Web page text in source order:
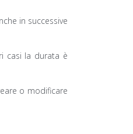
in successive
casi la durata è
o modificare